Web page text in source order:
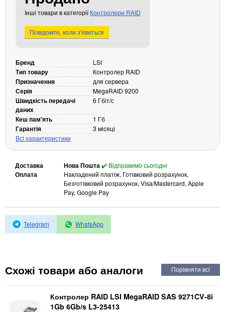
Кабелі та роз'єми
Аксесуари
Павербанки
Кабелі, роз'єми, перехідники
Аксесуари для ноутбуків
Акумулятори
Зовнішні блоки живлення
Периферійні пристрої
Монітори
Клавіатури, миші, комплекти
Відеоспостереження
Автоматичні вимикачі
Інші товари в категоріїКонтролери RAID
Повідомте, коли з'явиться
Бренд LSI
Тип товару Контролер RAID
Призначення для сервера
Серія MegaRAID 9200
Швидкість передачі
даних
6 Гбіт/с
Кеш пам'ять 1 Гб
Гарантія
3 місяці
Всі характеристики
Доставка Нова Пошта✔️ Відправимо сьогодні
Оплата
Накладений платіж, Готівковий розрахунок,
Безготівковий розрахунок, Visa/Mastercard, Apple
Pay, Google Pay
Telegram WhatsApp
Схожі товари або аналоги
Контролер RAID LSI MegaRAID SAS 9271CV-8i
1Gb 6Gb/s L3-25413